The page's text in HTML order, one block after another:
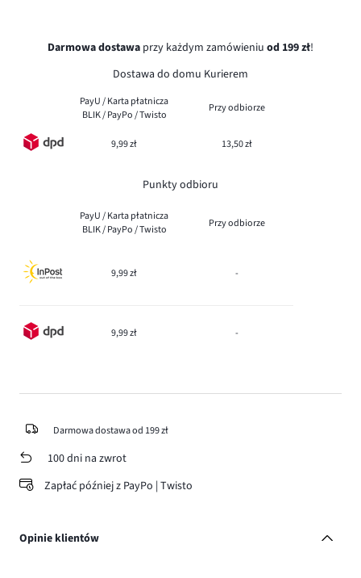
Darmowa dostawa przy każdym zamówieniu od 199 zł!
Dostawa do domu Kurierem
PayU / Karta płatnicza
BLIK / PayPo / Twisto
Przy odbiorze
9,99 zł 13,50 zł
Punkty odbioru
PayU / Karta płatnicza
BLIK / PayPo / Twisto
Przy odbiorze
9,99 zł -
9,99 zł -
Darmowa dostawa od 199 zł
100 dni na zwrot
Zapłać później z PayPo | Twisto
Opinie klientów